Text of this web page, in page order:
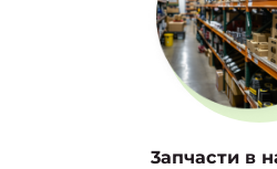
3апчасти в